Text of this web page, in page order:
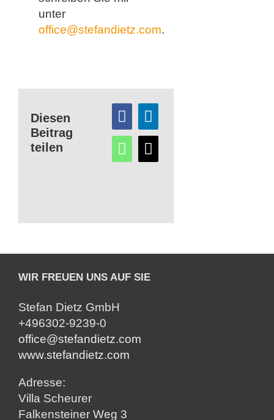
unter
office@stefandietz.com.
Diesen
Beitrag
teilen
WIR FREUEN UNS AUF SIE
Stefan Dietz GmbH
+496302-9239-0
office@stefandietz.com
www.stefandietz.com
Adresse:
Villa Scheurer
Falkensteiner Weg 3